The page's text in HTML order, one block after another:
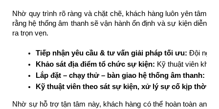
Nhờ quy trình rõ ràng và chặt chẽ, khách hàng luôn yên tâm
rằng hệ thống âm thanh sẽ vận hành ổn định và sự kiện diễn
ra trọn vẹn.
Tiếp nhận yêu cầu & tư vấn giải pháp tối ưu: Đội ngũ
Khảo sát địa điểm tổ chức sự kiện: Kỹ thuật viên
Lắp đặt – chạy thử – bàn giao hệ thống âm thanh:
Kỹ thuật viên theo sát sự kiện, xử lý sự cố kịp thời:
Nhờ sự hỗ trợ tận tâm này, khách hàng có thể hoàn toàn an